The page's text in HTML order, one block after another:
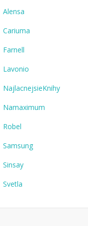
Alensa
Cariuma
Farnell
Lavonio
NajlacnejsieKnihy
Namaximum
Robel
Samsung
Sinsay
Svetla